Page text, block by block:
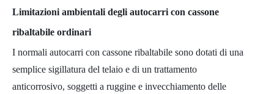
Limitazioni ambientali degli autocarri con cassone
ribaltabile ordinari
I normali autocarri con cassone ribaltabile sono dotati di una
semplice sigillatura del telaio e di un trattamento
anticorrosivo, soggetti a ruggine e invecchiamento delle